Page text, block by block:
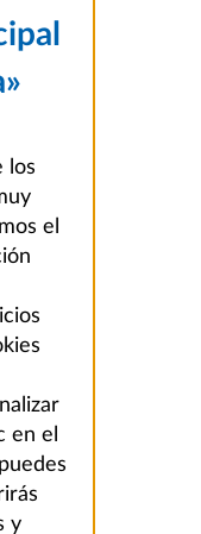
los
el
en el
y